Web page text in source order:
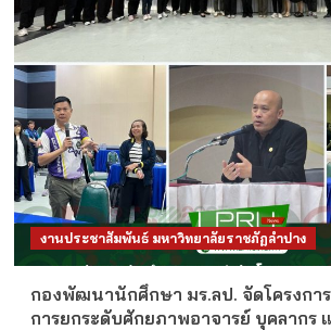
3
รับสมัครบุคคลเพื่อสอบแข่งขั
มหาวิทยาลัย ตำแหน่งประเ
4
ข่าวรับสมัครงานมหาวิทยาลัย ป
ประกาศรายชื่อผู้ผ่านเกณฑ์ก
พนักงานมหาวิทยาลัย ตำแห
งบรายได้
ข่าวรับสมัครงานมหาวิทยาลัย ป
ประกาศรายชื่อผู้ผ่านเกณฑ์กา
พนักงานมหาวิทยาลัย ตำแห
งานประชาสัมพันธ์ มหาวิทยาลัยราชภัฏลำปาง
กองพัฒนานักศึกษา มร.ลป. จัดโครงกา
การยกระดับศักยภาพอาจารย์ บุคลากร